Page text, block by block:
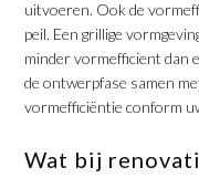
uitvoeren. Ook de
peil. Een grillige
minder vormefficient dan
de ontwerpfase samen
vormefficiëntie conform
Wat bij